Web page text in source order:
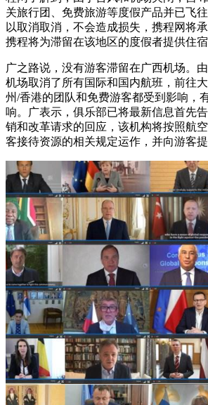
关旅行团、免费旅游等度假产品并已飞
以取消取消，不会造成损失，携程网将
携程将为滞留在该地区的度假者提供住宿
广之路说，没有游客滞留在广西机场。
机场取消了所有国际和国内航班，前往
州/香港的团队和免费游客都受到影响，
响。广表示，俱乐部已将最新信息首先
销和改革请求的回应，该机构将按照航
客接待资源的相关规定运作，并向游客